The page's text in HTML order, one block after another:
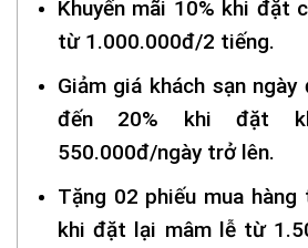
Khuyến mãi 10% khi đặt
từ 1.000.000đ/2 tiếng.
Giảm giá khách sạn
đến 20% khi đặt
550.000đ/ngày trở lên.
Tặng 02 phiếu mua
khi đặt lại mâm lễ từ